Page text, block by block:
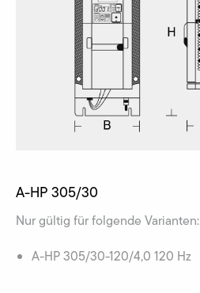
A-HP 305/30
Nur gültig für folgende Varianten:
A-HP 305/30-120/4,0 120 Hz